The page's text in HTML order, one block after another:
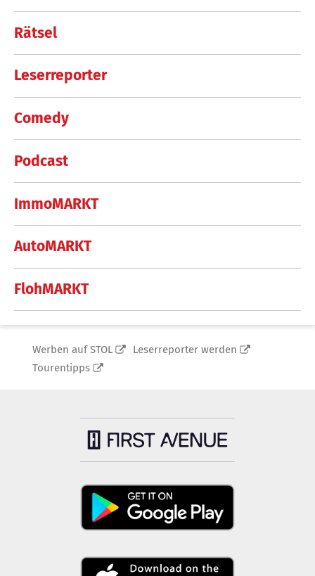
Rätsel
Leserreporter
Comedy
Podcast
ImmoMARKT
AutoMARKT
FlohMARKT
Werben auf STOL
Leserreporter werden
Tourentipps